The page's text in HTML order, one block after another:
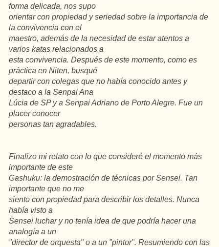
forma delicada, nos supo
orientar con propiedad y seriedad sobre la importancia de
la convivencia con el
maestro, además de la necesidad de estar atentos a
varios katas relacionados a
esta convivencia. Después de este momento, como es
práctica en Niten, busqué
departir con colegas que no había conocido antes y
destaco a la Senpai Ana
Lúcia de SP y a Senpai Adriano de Porto Alegre. Fue un
placer conocer
personas tan agradables.
Finalizo mi relato con lo que consideré el momento más
importante de este
Gashuku: la demostración de técnicas por Sensei. Tan
importante que no me
siento con propiedad para describir los detalles. Nunca
había visto a
Sensei luchar y no tenía idea de que podría hacer una
analogía a un
"director de orquesta" o a un "pintor". Resumiendo con las